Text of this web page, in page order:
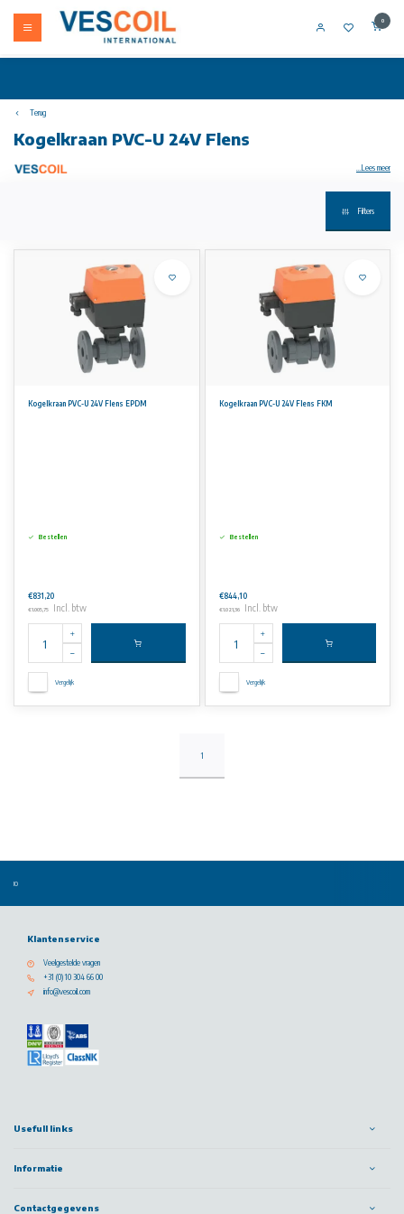
0
Terug
Kogelkraan PVC-U 24V Flens
Kogelkraan type 127, PVC-U 24V met geïntegreerde(nood)handbediening met vaste flens gegroefd, metrisch DN10-50 worden geleverd
• met elektrische aandrijving EA15
• fabrieksinstelling stelbereik 90º<)
• verwarmingselement, positie-indicatie (open/gesloten)
• geïntegreerde draadbussen (inserts) voor de bevestiging van de afsluiter
...Lees meer
Filters
Kogelkraan PVC-U 24V Flens EPDM
Bestellen
€831,20
€1.005,75 Incl. btw
Vergelijk
Kogelkraan PVC-U 24V Flens FKM
Bestellen
€844,10
€1.021,36 Incl. btw
Vergelijk
1
Klantenservice
Veelgestelde vragen
+31 (0) 10 304 66 00
info@vescoil.com
Usefull links
Informatie
Contactgegevens